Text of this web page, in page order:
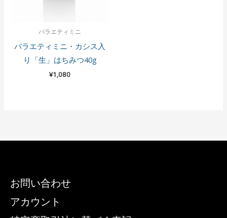
バラエティミニ
バラエティミニ・カシス入
り「生」はちみつ40g
¥1,080
お問い合わせ
アカウント